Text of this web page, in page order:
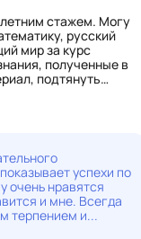
стажем. Могу
русский
мир за курс
полученные в
подтянуть
предметам за курс
языку и
насильно его
он сам
успехи по
очень нравятся
и мне. Всегда
терпением и...